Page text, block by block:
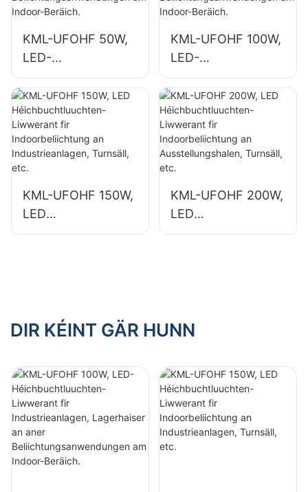
KML-UFOHF 50W,
LED-
Héichbuchtluuchte
n-Liwwerant fir
Industrieanlagen,
Lagerhaiser an
aner
Beliichtungsanwen
dungen am Indoor-
Beräich.
KML-UFOHF 100W,
LED-
Héichbuchtluuchte
n-Liwwerant fir
Industrieanlagen,
Lagerhaiser an
aner
Beliichtungsanwen
dungen am Indoor-
Beräich.
KML-UFOHF 150W,
LED
Héichbuchtluuchte
Turnsäll, etc.
KML-UFOHF 200W,
LED
Héichbuchtluuchte
Turnsäll, etc.
DIR KÉINT GÄR HUNN